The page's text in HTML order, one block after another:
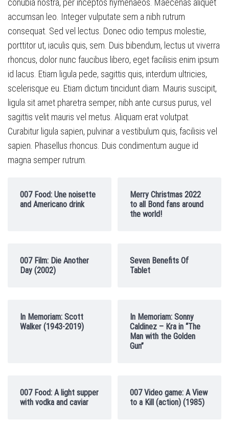
conubia nostra, per inceptos hymenaeos. Maecenas aliquet
accumsan leo. Integer vulputate sem a nibh rutrum
consequat. Sed vel lectus. Donec odio tempus molestie,
porttitor ut, iaculis quis, sem. Duis bibendum, lectus ut viverra
rhoncus, dolor nunc faucibus libero, eget facilisis enim ipsum
id lacus. Etiam ligula pede, sagittis quis, interdum ultricies,
scelerisque eu. Etiam dictum tincidunt diam. Mauris suscipit,
ligula sit amet pharetra semper, nibh ante cursus purus, vel
sagittis velit mauris vel metus. Aliquam erat volutpat.
Curabitur ligula sapien, pulvinar a vestibulum quis, facilisis vel
sapien. Phasellus rhoncus. Duis condimentum augue id
magna semper rutrum.
007 Food: Une noisette
and Americano drink
Merry Christmas 2022
to all Bond fans around
the world!
007 Film: Die Another
Day (2002)
Seven Benefits Of
Tablet
In Memoriam: Scott
Walker (1943-2019)
In Memoriam: Sonny
Caldinez – Kra in “The
Man with the Golden
Gun”
007 Food: A light supper
with vodka and caviar
007 Video game: A View
to a Kill (action) (1985)